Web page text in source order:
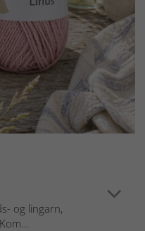
og lingarn,